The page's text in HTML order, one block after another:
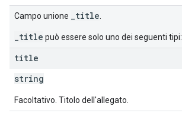
Campo unione _title
_title può essere solo uno dei seguenti tipi:
title
string
Facoltativo. Titolo dell'allegato.